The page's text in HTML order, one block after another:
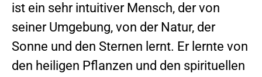
ist ein sehr intuitiver Mensch, der von
seiner Umgebung, von der Natur, der
Sonne und den Sternen lernt. Er lernte von
den heiligen Pflanzen und den spirituellen